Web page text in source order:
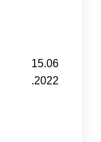
15.06
.2022